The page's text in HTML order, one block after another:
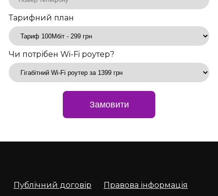
Тарифний план
Чи потрібен Wi-Fi роутер?
Замовити
Публічний договір Правова інформація